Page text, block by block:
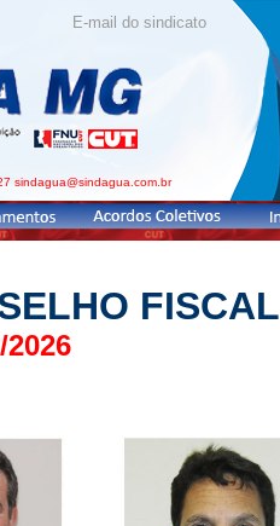
FISCAL